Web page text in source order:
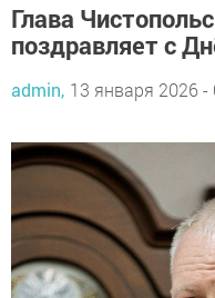
Глава
поздравляет с
admin, 13 января 2026 -